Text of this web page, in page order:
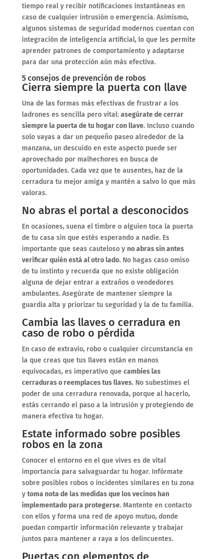
tiempo real y recibir notificaciones instantáneas en
caso de cualquier intrusión o emergencia. Asimismo,
algunos sistemas de seguridad modernos cuentan con
integración de inteligencia artificial, lo que les permite
aprender patrones de comportamiento y adaptarse
para dar una protección aún más efectiva.
5 consejos de prevención de robos
Cierra siempre la puerta con llave
Una de las formas más efectivas de frustrar a los
ladrones es sencilla pero vital: asegúrate de cerrar
siempre la puerta de tu hogar con llave. Incluso cuando
solo vayas a dar un pequeño paseo alrededor de la
manzana, un descuido en este aspecto puede ser
aprovechado por malhechores en busca de
oportunidades. Cada vez que te ausentes, haz de la
cerradura tu mejor amiga y mantén a salvo lo que más
valoras.
No abras el portal a desconocidos
En ocasiones, suena el timbre o alguien toca la puerta
de tu casa sin que estés esperando a nadie. Es
importante que seas cauteloso y no abras sin antes
verificar quién está al otro lado. No hagas caso omiso
de tu instinto y recuerda que no existe obligación
alguna de dejar entrar a extraños o vendedores
ambulantes. Asegúrate de mantener siempre la
guardia alta y priorizar tu seguridad y la de tu familia.
Cambia las llaves o cerradura en
caso de robo o pérdida
En caso de extravío, robo o cualquier circunstancia en
la que creas que tus llaves están en manos
equivocadas, es imperativo que cambies las
cerraduras o reemplaces tus llaves. No subestimes el
poder de una cerradura renovada, porque al hacerlo,
estás cerrando el paso a la intrusión y protegiendo de
manera efectiva tu hogar.
Estate informado sobre posibles
robos en la zona
Conocer el entorno en el que vives es de vital
importancia para salvaguardar tu hogar. Infórmate
sobre posibles robos o incidentes similares en tu zona
y toma nota de las medidas que los vecinos han
implementado para protegerse. Mantente en contacto
con ellos y forma una red de apoyo mutuo, donde
puedan compartir información relevante y trabajar
juntos para mantener a raya a los delincuentes.